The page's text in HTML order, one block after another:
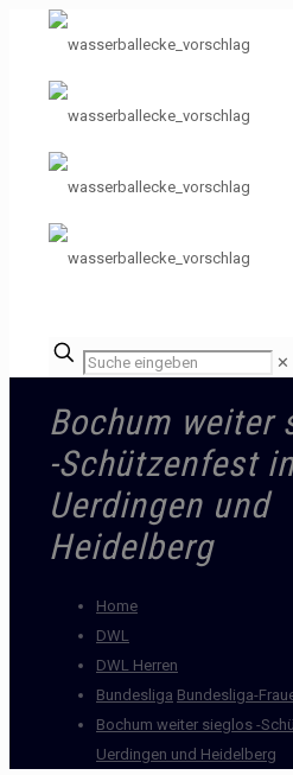
✕
Bochum weiter
-Schützenfest
Uerdingen und
Heidelberg
Home
DWL
DWL Herren
Bundesliga Bundesliga-
Bochum weiter sieglos -
Uerdingen und Heidelberg